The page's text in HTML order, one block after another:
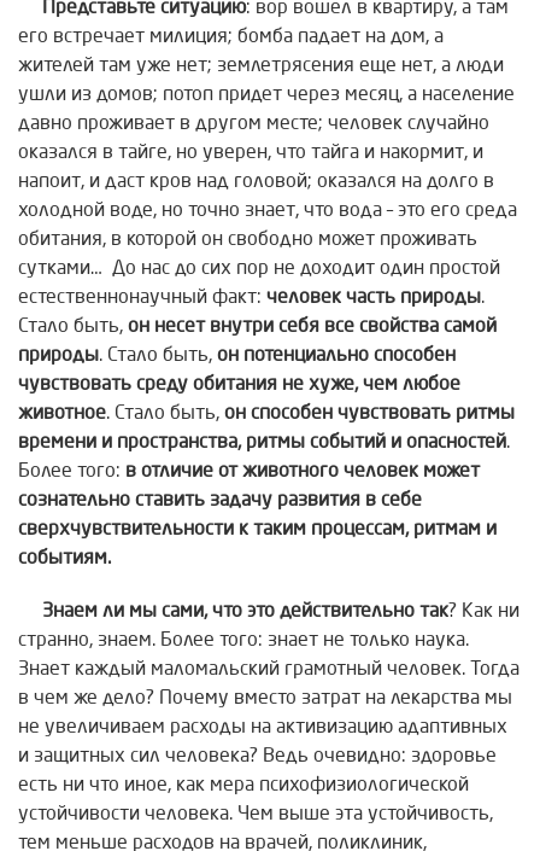
Представьте ситуацию: вор вошел в квартиру, а там
его встречает милиция; бомба падает на дом, а
жителей там уже нет; землетрясения еще нет, а люди
ушли из домов; потоп придет через месяц, а население
давно проживает в другом месте; человек случайно
оказался в тайге, но уверен, что тайга и накормит, и
напоит, и даст кров над головой; оказался на долго в
холодной воде, но точно знает, что вода – это его среда
обитания, в которой он свободно может проживать
сутками… До нас до сих пор не доходит один простой
естественнонаучный факт: человек часть природы.
Стало быть, он несет внутри себя все свойства самой
природы. Стало быть, он потенциально способен
чувствовать среду обитания не хуже, чем любое
животное. Стало быть, он способен чувствовать ритмы
времени и пространства, ритмы событий и опасностей.
Более того: в отличие от животного человек может
сознательно ставить задачу развития в себе
сверхчувствительности к таким процессам, ритмам и
событиям.
Знаем ли мы сами, что это действительно так? Как ни
странно, знаем. Более того: знает не только наука.
Знает каждый маломальский грамотный человек. Тогда
в чем же дело? Почему вместо затрат на лекарства мы
не увеличиваем расходы на активизацию адаптивных
и защитных сил человека? Ведь очевидно: здоровье
есть ни что иное, как мера психофизиологической
устойчивости человека. Чем выше эта устойчивость,
тем меньше расходов на врачей, поликлиник,